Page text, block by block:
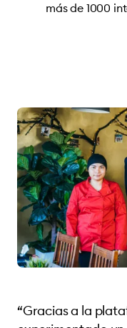
más de 1000
“Gracias a la